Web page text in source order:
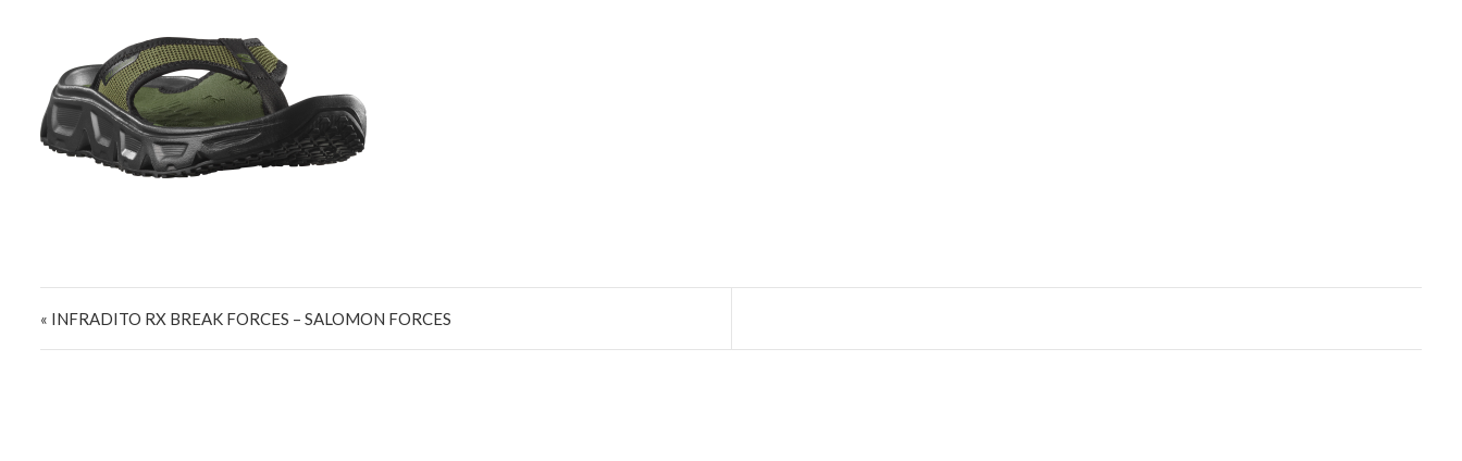
Navigazione articoli
« INFRADITO RX BREAK FORCES – SALOMON FORCES